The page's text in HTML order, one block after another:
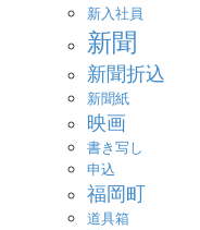
新入社員
新聞
新聞折込
新聞紙
映画
書き写し
申込
福岡町
道具箱